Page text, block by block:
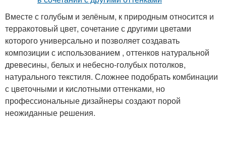
Вместе с голубым и зелёным, к природным относится и
терракотовый цвет, сочетание с другими цветами
которого универсально и позволяет создавать
композиции с использованием , оттенков натуральной
древесины, белых и небесно-голубых потолков,
натурального текстиля. Сложнее подобрать комбинации
с цветочными и кислотными оттенками, но
профессиональные дизайнеры создают порой
неожиданные решения.